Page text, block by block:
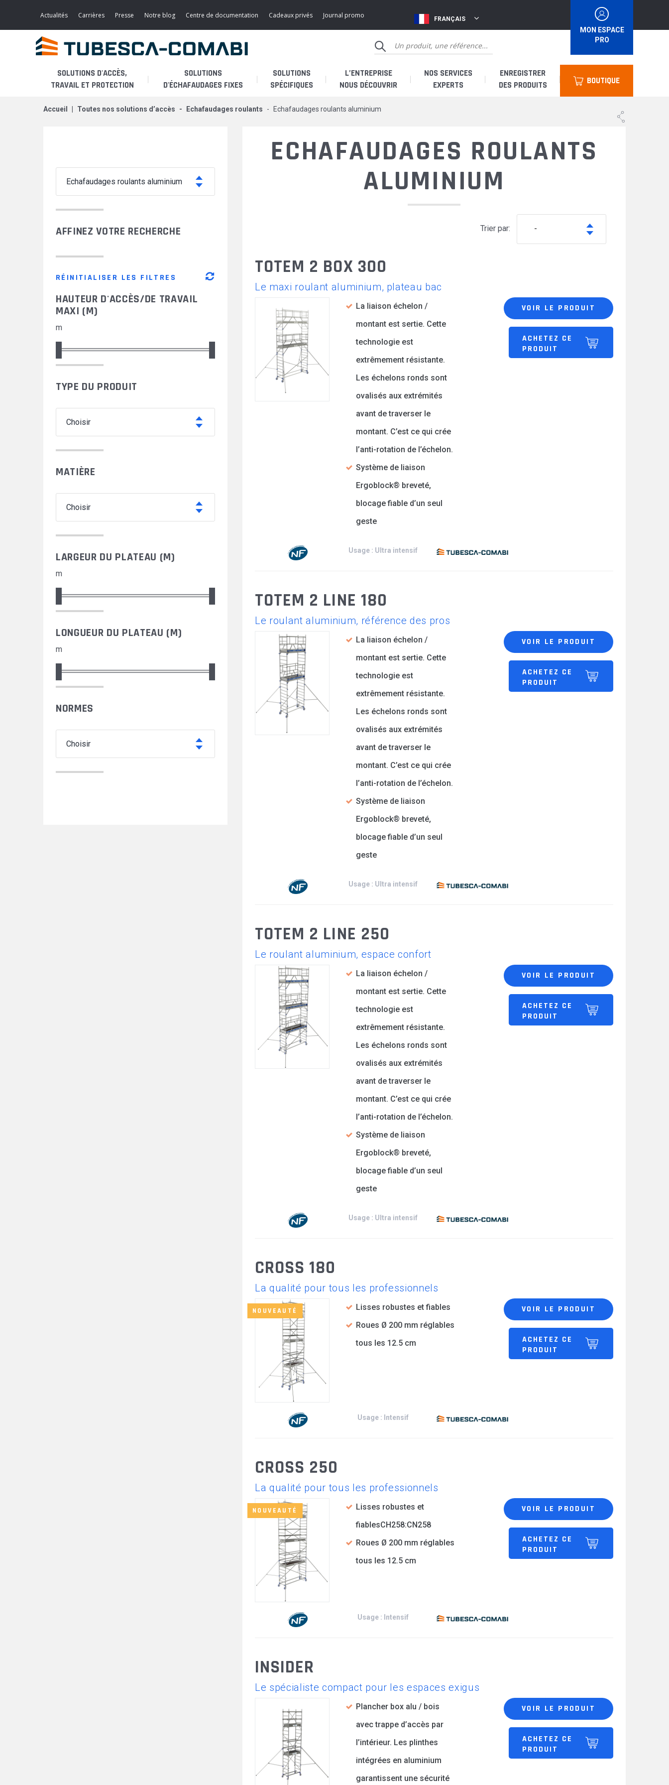
MON ESPACE
PRO
FRANÇAIS
Actualités Carrières Presse Notre blog Centre de documentation Cadeaux privés Journal promo
SOLUTIONS D'ACCÈS,
TRAVAIL ET PROTECTION
Echafaudages fixes
Monte-matériaux
Equipements de protection
SOLUTIONS
D'ÉCHAFAUDAGES FIXES
APPLICATIONS
SERVICES
NOS CHANTIERS
SOLUTIONS
SPÉCIFIQUES
ECHELLES A CRINOLINE
AÉRONAUTIQUE
L’ENTREPRISE
NOUS DÉCOUVRIR
Histoire
Fabricant français
SAV & accessoires
Carrières
NOS SERVICES
EXPERTS
Je suis un loueur
Je suis un utilisateur
SAV & Accessoires
ENREGISTRER
DES PRODUITS
BOUTIQUE
accueil toutes nos solutions d’accès echafaudages roulants echafaudages roulants aluminium
echafaudages roulants aluminium
AFFINEZ VOTRE RECHERCHE
RÉINITIALISER LES FILTRES
HAUTEUR D'ACCÈS/DE TRAVAIL
MAXI (M)
m
TYPE DU PRODUIT
choisir
MATIÈRE
choisir
LARGEUR DU PLATEAU (M)
m
LONGUEUR DU PLATEAU (M)
m
NORMES
choisir
ECHAFAUDAGES ROULANTS
ALUMINIUM
Trier par: -
TOTEM 2 BOX 300
Le maxi roulant aluminium, plateau bac
La liaison échelon /
montant est sertie. Cette
technologie est
extrêmement résistante.
Les échelons ronds sont
ovalisés aux extrémités
avant de traverser le
montant. C’est ce qui crée
l’anti-rotation de l’échelon.
Système de liaison
Ergoblock® breveté,
blocage fiable d’un seul
geste
VOIR LE PRODUIT
ACHETEZ CE
PRODUIT
Usage : Ultra intensif
TOTEM 2 LINE 180
Le roulant aluminium, référence des pros
La liaison échelon /
montant est sertie. Cette
technologie est
extrêmement résistante.
Les échelons ronds sont
ovalisés aux extrémités
avant de traverser le
montant. C’est ce qui crée
l’anti-rotation de l’échelon.
Système de liaison
Ergoblock® breveté,
blocage fiable d’un seul
geste
VOIR LE PRODUIT
ACHETEZ CE
PRODUIT
Usage : Ultra intensif
TOTEM 2 LINE 250
Le roulant aluminium, espace confort
La liaison échelon /
montant est sertie. Cette
technologie est
extrêmement résistante.
Les échelons ronds sont
ovalisés aux extrémités
avant de traverser le
montant. C’est ce qui crée
l’anti-rotation de l’échelon.
Système de liaison
Ergoblock® breveté,
blocage fiable d’un seul
geste
VOIR LE PRODUIT
ACHETEZ CE
PRODUIT
Usage : Ultra intensif
CROSS 180
La qualité pour tous les professionnels
NOUVEAUTÉ
Lisses robustes et fiables
Roues Ø 200 mm réglables
tous les 12.5 cm
VOIR LE PRODUIT
ACHETEZ CE
PRODUIT
Usage : Intensif
CROSS 250
La qualité pour tous les professionnels
NOUVEAUTÉ
Lisses robustes et
fiablesCH258:CN258
Roues Ø 200 mm réglables
tous les 12.5 cm
VOIR LE PRODUIT
ACHETEZ CE
PRODUIT
Usage : Intensif
INSIDER
Le spécialiste compact pour les espaces exigus
Plancher box alu / bois
avec trappe d’accès par
l’intérieur. Les plinthes
intégrées en aluminium
garantissent une sécurité
VOIR LE PRODUIT
ACHETEZ CE
PRODUIT